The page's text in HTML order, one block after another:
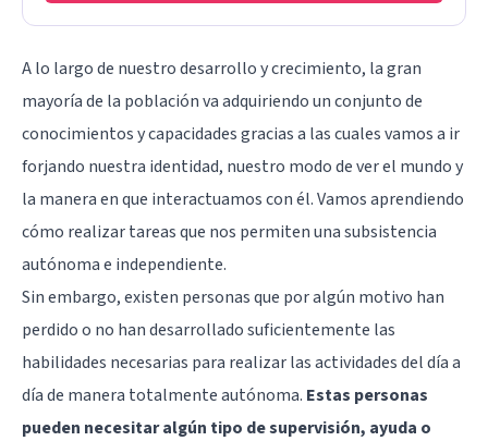
A lo largo de nuestro desarrollo y crecimiento, la gran
mayoría de la población va adquiriendo un conjunto de
conocimientos y capacidades gracias a las cuales vamos a ir
forjando nuestra identidad, nuestro modo de ver el mundo y
la manera en que interactuamos con él. Vamos aprendiendo
cómo realizar tareas que nos permiten una subsistencia
autónoma e independiente.
Sin embargo, existen personas que por algún motivo han
perdido o no han desarrollado suficientemente las
habilidades necesarias para realizar las actividades del día a
día de manera totalmente autónoma. Estas personas
pueden necesitar algún tipo de supervisión, ayuda o